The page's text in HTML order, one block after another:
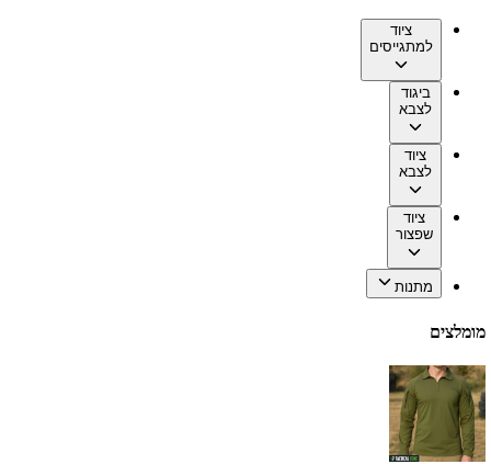
ציוד
למתגייסים
ביגוד
לצבא
ציוד
לצבא
ציוד
שפצור
מתנות
מומלצים